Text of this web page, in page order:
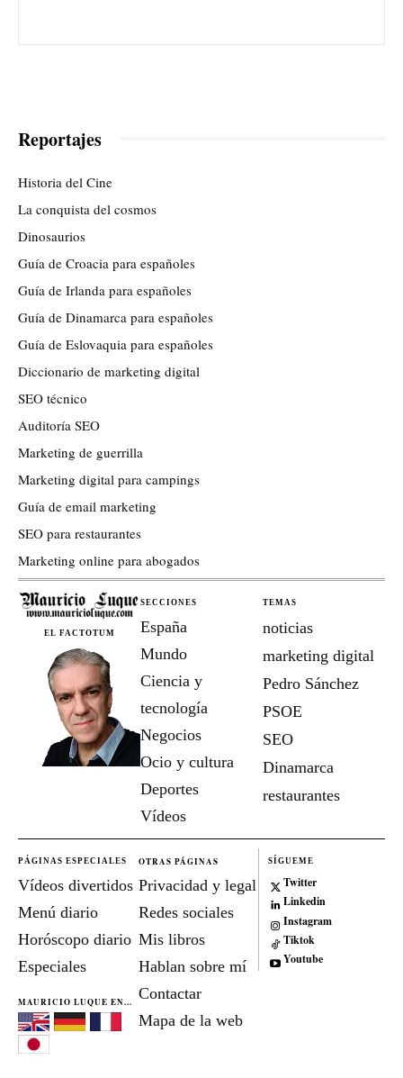
Reportajes
Historia del Cine
La conquista del cosmos
Dinosaurios
Guía de Croacia para españoles
Guía de Irlanda para españoles
Guía de Dinamarca para españoles
Guía de Eslovaquia para españoles
Diccionario de marketing digital
SEO técnico
Auditoría SEO
Marketing de guerrilla
Marketing digital para campings
Guía de email marketing
SEO para restaurantes
Marketing online para abogados
EL FACTOTUM
SECCIONES
España
Mundo
Ciencia y
tecnología
Negocios
Ocio y cultura
Deportes
Vídeos
TEMAS
noticias
marketing digital
Pedro Sánchez
PSOE
SEO
Dinamarca
restaurantes
PÁGINAS ESPECIALES
Vídeos divertidos
Menú diario
Horóscopo diario
Especiales
MAURICIO LUQUE EN...
OTRAS PÁGINAS
Privacidad y legal
Redes sociales
Mis libros
Hablan sobre mí
Contactar
Mapa de la web
SÍGUEME
Twitter
Linkedin
Instagram
Tiktok
Youtube